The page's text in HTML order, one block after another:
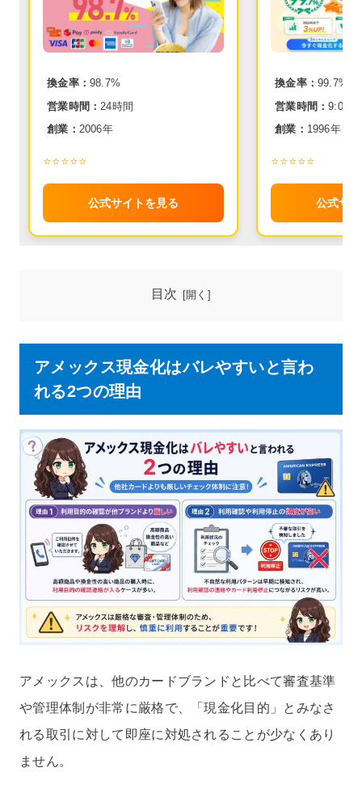
換金率： 98.7%
営業時間： 24時間
創業： 2006年
⭐️⭐️⭐️⭐️⭐️
公式サイトを見る
換金率： 99.7%
営業時間：
創業： 1996年
⭐️⭐️⭐️⭐️⭐️
公式サ
目次
アメックス現金化はバレやすいと言わ
れる2つの理由
アメックスは、他のカードブランドと比べて審査基準
や管理体制が非常に厳格で、「現金化目的」とみなさ
れる取引に対して即座に対処されることが少なくあり
ません。